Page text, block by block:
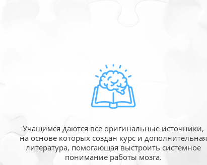
Учащимся даются все оригинальные источники,
на основе которых создан курс и дополнительная
литература, помогающая выстроить системное
понимание работы мозга.